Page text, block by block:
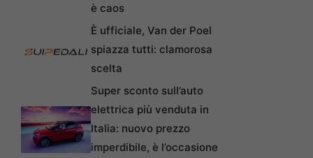
è caos
È ufficiale, Van der Poel
spiazza tutti: clamorosa
scelta
Super sconto sull’auto
elettrica più venduta in
Italia: nuovo prezzo
imperdibile, è l’occasione